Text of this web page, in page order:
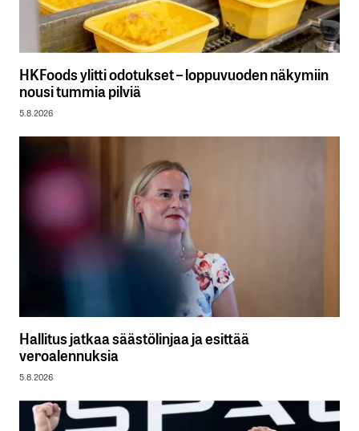
HKFoods ylitti odotukset – loppuvuoden näkymiin
nousi tummia pilviä
5.8.2026
Hallitus jatkaa säästölinjaa ja esittää
veroalennuksia
5.8.2026